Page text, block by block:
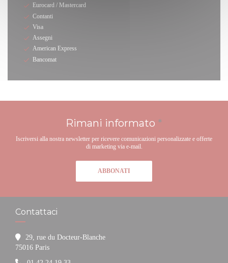
Eurocard / Mastercard
Contanti
Visa
Assegni
American Express
Bancomat
Rimani informato *
Iscriversi alla nostra newsletter per ricevere comunicazioni personalizzate e offerte
di marketing via e-mail.
ABBONATI
Contattaci
29, rue du Docteur-Blanche
75016 Paris((apre una nuova finestra))